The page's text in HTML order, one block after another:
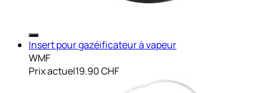
Insert pour gazéificateur à vapeur
WMF
Prix actuel19.90 CHF